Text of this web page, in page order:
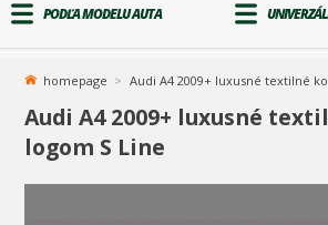
PODĽA MODELU AUTA
homepage Audi A4 2009+ luxusné textilné
Audi A4 2009+ luxusné
logom S Line